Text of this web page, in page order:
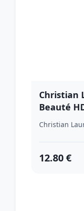
Christian
Beauté
Christian
12.80 €